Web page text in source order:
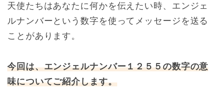
天使たちはあなたに何かを伝えたい時、エンジェ
ルナンバーという数字を使ってメッセージを送る
ことがあります。
今回は、エンジェルナンバー１２５５の数字の意
味についてご紹介します。